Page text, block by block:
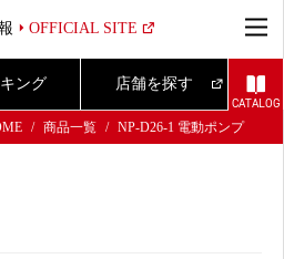
OFFICIAL SITE
ング 店舗を探す
CATALOG
商品一覧 NP-D26-1 電動ポンプ